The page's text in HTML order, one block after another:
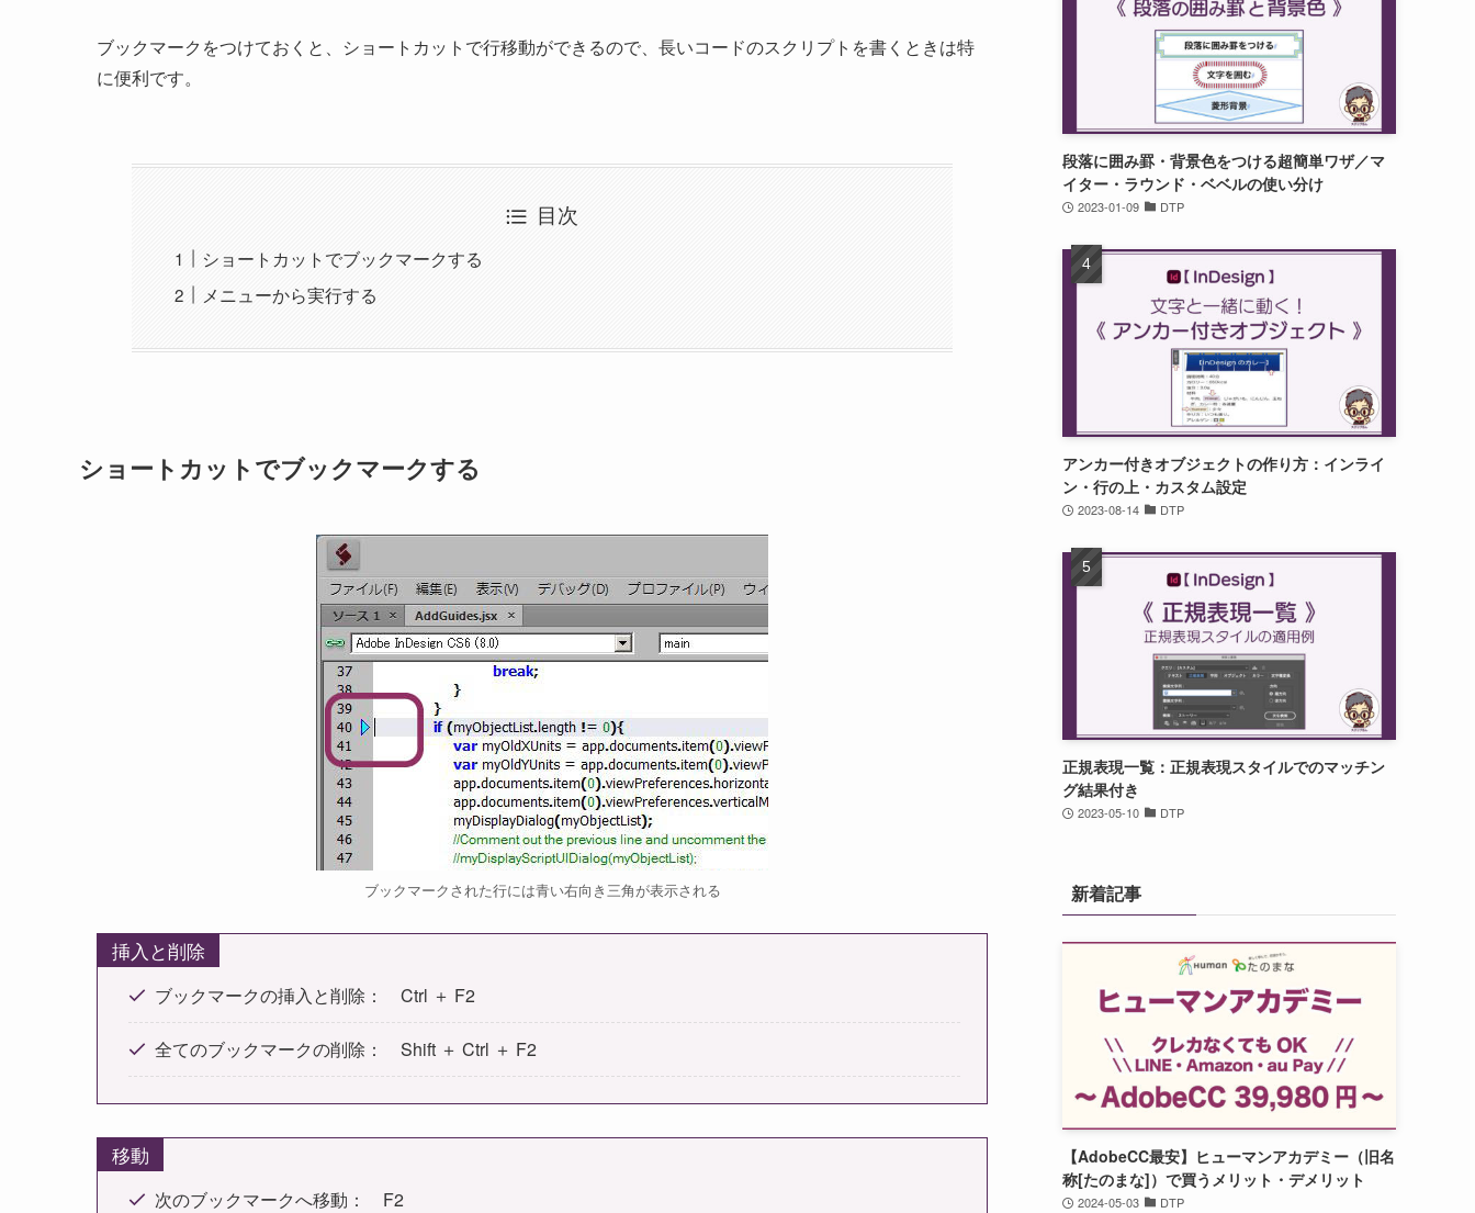
ブックマークをつけておくと、ショートカットで行移動ができるので、長いコードのスクリプトを書くときは特
に便利です。
目次
ショートカットでブックマークする
メニューから実行する
ショートカットでブックマークする
ブックマークされた行には青い右向き三角が表示される
挿入と削除
ブックマークの挿入と削除： Ctrl ＋ F2
全てのブックマークの削除： Shift ＋ Ctrl ＋ F2
移動
次のブックマークへ移動： F2
段落に囲み罫・背景色をつける超簡単ワザ／マ
イター・ラウンド・ベベルの使い分け
2023-01-09 DTP
アンカー付きオブジェクトの作り方：インライ
ン・行の上・カスタム設定
2023-08-14 DTP
正規表現一覧：正規表現スタイルでのマッチン
グ結果付き
2023-05-10 DTP
新着記事
【AdobeCC最安】ヒューマンアカデミー（旧名
称[たのまな]）で買うメリット・デメリット
2024-05-03 DTP